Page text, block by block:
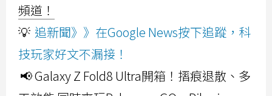
頻道！
💡 追新聞》》在Google News按下追蹤，科
技玩家好文不漏接！
📢 Galaxy Z Fold8 Ultra開箱！摺痕退散、多